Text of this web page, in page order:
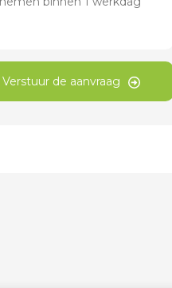
Verstuur de aanvraag